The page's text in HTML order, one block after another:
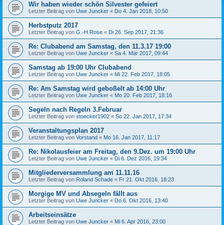
Wir haben wieder schön Silvester gefeiert
Letzter Beitrag von Uwe Juncker « Do 4. Jan 2018, 10:50
Herbstputz 2017
Letzter Beitrag von G.-H.Rose « Di 26. Sep 2017, 21:36
Re: Clubabend am Samstag, den 11.3.17 19:00
Letzter Beitrag von Uwe Juncker « Sa 4. Mär 2017, 09:44
Samstag ab 19:00 Uhr Clubabend
Letzter Beitrag von Uwe Juncker « Mi 22. Feb 2017, 18:05
Re: Am Samstag wird geboßelt ab 14:00 Uhr
Letzter Beitrag von Uwe Juncker « Mo 20. Feb 2017, 18:16
Segeln nach Regeln 3.Februar
Letzter Beitrag von stoecker1902 « So 22. Jan 2017, 17:34
Veranstaltungsplan 2017
Letzter Beitrag von Vorstand « Mo 16. Jan 2017, 11:17
Re: Nikolausfeier am Freitag, den 9.Dez. um 19:00 Uhr
Letzter Beitrag von Uwe Juncker « Di 6. Dez 2016, 19:34
Mitgliederversammlung am 11.11.16
Letzter Beitrag von Roland Schade « Fr 21. Okt 2016, 18:23
Morgige MV und Absegeln fällt aus
Letzter Beitrag von Uwe Juncker « Do 6. Okt 2016, 13:40
Arbeitseinsätze
Letzter Beitrag von Uwe Juncker « Mi 6. Apr 2016, 23:00